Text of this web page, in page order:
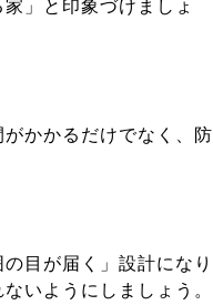
」と印象づけましょ
かかるだけでなく、防
目が届く」設計になり
いようにしましょう。